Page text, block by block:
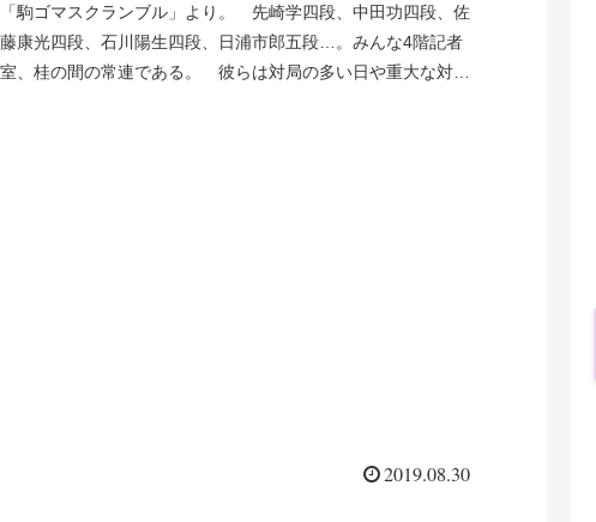
「駒ゴマスクランブル」より。 先崎学四段、中田功四段、佐
藤康光四段、石川陽生四段、日浦市郎五段…。みんな4階記者
室、桂の間の常連である。 彼らは対局の多い日や重大な対局
2019.08.30